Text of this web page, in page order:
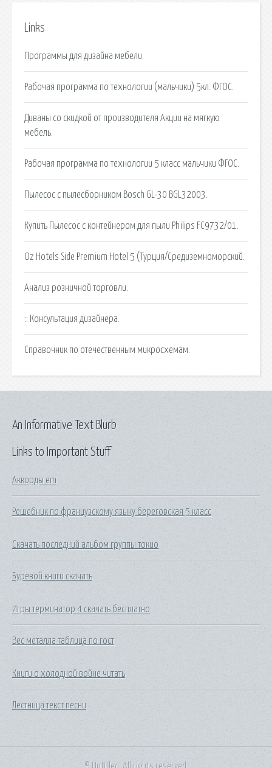
Links
Программы для дизайна мебели.
Рабочая программа по технологии (мальчики) 5кл. ФГОС.
Диваны со скидкой от производителя Акции на мягкую
мебель.
Рабочая программа по технологии 5 класс мальчики ФГОС.
Пылесос с пылесборником Bosch GL-30 BGL32003.
Купить Пылесос с контейнером для пыли Philips FC9732/01.
Oz Hotels Side Premium Hotel 5 (Турция/Средиземноморский.
Анализ розничной торговли.
:: Консультация дизайнера.
Справочник по отечественным микросхемам.
Links to Important Stuff
Аккорды em
Решебник по французскому языку береговская 5 класс
Скачать последний альбом группы токио
Буревой книги скачать
Игры терминатор 4 скачать бесплатно
Вес металла таблица по гост
Книги о холодной войне читать
Лестница текст песни
An Informative Text Blurb
© Untitled. All rights reserved.